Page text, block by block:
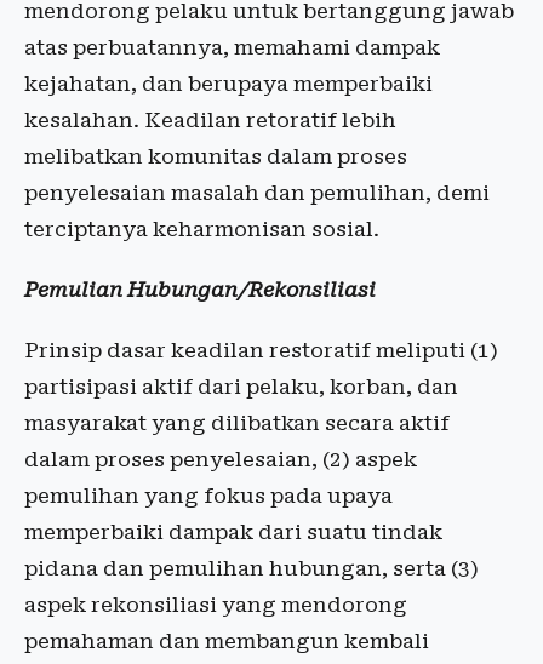
mendorong pelaku untuk bertanggung jawab
atas perbuatannya, memahami dampak
kejahatan, dan berupaya memperbaiki
kesalahan. Keadilan retoratif lebih
melibatkan komunitas dalam proses
penyelesaian masalah dan pemulihan, demi
terciptanya keharmonisan sosial.
Pemulian Hubungan/Rekonsiliasi
Prinsip dasar keadilan restoratif meliputi (1)
partisipasi aktif dari pelaku, korban, dan
masyarakat yang dilibatkan secara aktif
dalam proses penyelesaian, (2) aspek
pemulihan yang fokus pada upaya
memperbaiki dampak dari suatu tindak
pidana dan pemulihan hubungan, serta (3)
aspek rekonsiliasi yang mendorong
pemahaman dan membangun kembali